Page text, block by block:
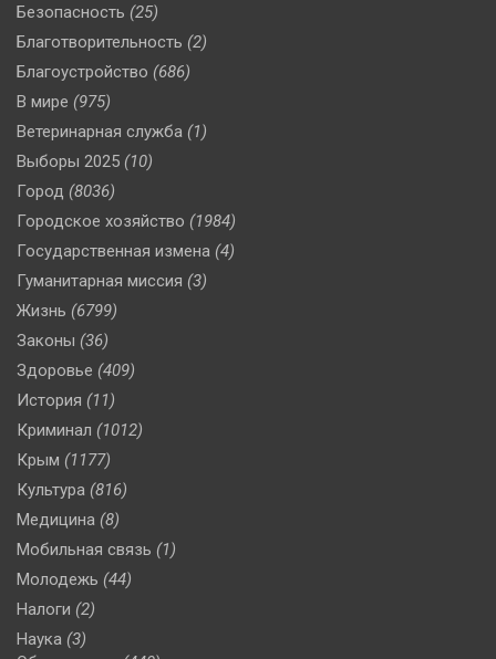
Безопасность (25)
Благотворительность (2)
Благоустройство (686)
В мире (975)
Ветеринарная служба (1)
Выборы 2025 (10)
Город (8036)
Городское хозяйство (1984)
Государственная измена (4)
Гуманитарная миссия (3)
Жизнь (6799)
Законы (36)
Здоровье (409)
История (11)
Криминал (1012)
Крым (1177)
Культура (816)
Медицина (8)
Мобильная связь (1)
Молодежь (44)
Налоги (2)
Наука (3)